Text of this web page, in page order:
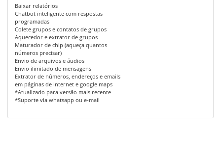
Baixar relatórios
Chatbot inteligente com respostas
programadas
Colete grupos e contatos de grupos
Aquecedor e extrator de grupos
Maturador de chip (aqueça quantos
números precisar)
Envio de arquivos e áudios
Envio ilimitado de mensagens
Extrator de números, endereços e emails
em páginas de internet e google maps
*Atualizado para versão mais recente
*Suporte via whatsapp ou e-mail